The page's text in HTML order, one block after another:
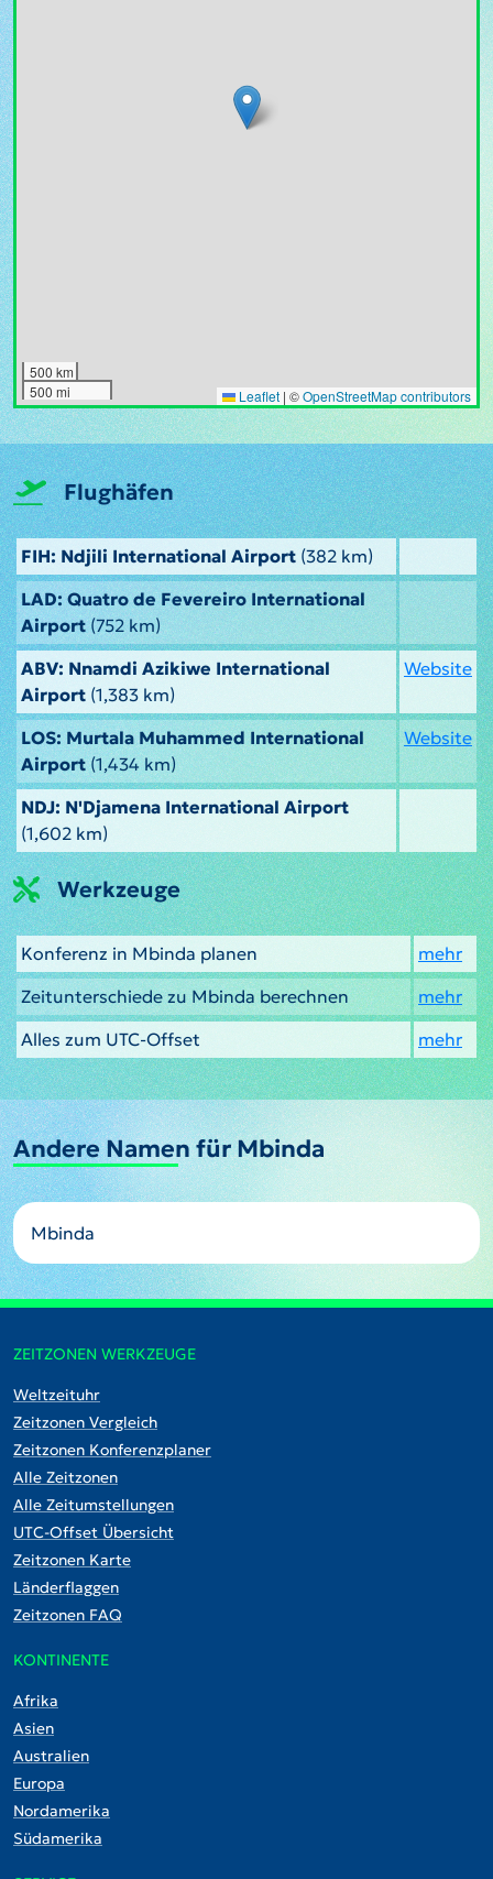
500 km
500 mi
Leaflet | ©OpenStreetMap contributors
Flughäfen
FIH: Ndjili International Airport (382 km)
LAD: Quatro de Fevereiro International
Airport(752 km)
ABV: Nnamdi Azikiwe International
Airport (1,383 km)
Website
LOS: Murtala Muhammed International
Airport(1,434 km)
Website
NDJ: N'Djamena International Airport
(1,602 km)
Werkzeuge
Konferenz in Mbinda planen
mehr
Zeitunterschiede zu Mbinda berechnen
mehr
Alles zum UTC-Offset
mehr
Andere Namen für Mbinda
Mbinda
ZEITZONEN WERKZEUGE
Weltzeituhr
Zeitzonen Vergleich
Zeitzonen Konferenzplaner
Alle Zeitzonen
Alle Zeitumstellungen
UTC-Offset Übersicht
Zeitzonen Karte
Länderflaggen
Zeitzonen FAQ
KONTINENTE
Afrika
Asien
Australien
Europa
Nordamerika
Südamerika